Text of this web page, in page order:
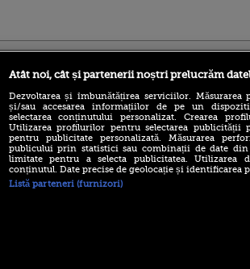
(P) Descoperă Lumea
Evenimentelor din România
Atât noi, cât și partenerii noștri prelucrăm
Dezvoltarea și îmbunătățirea serviciilor. Măsurarea
și/sau accesarea informațiilor de pe un
selectarea conținutului personalizat. Crearea
Utilizarea profilurilor pentru selectarea publicității
pentru publicitate personalizată. Măsurarea
publicului prin statistici sau combinații de date
limitate pentru a selecta publicitatea. Utilizarea
conținutul. Date precise de geolocație și identificarea
Listă parteneri (furnizori)